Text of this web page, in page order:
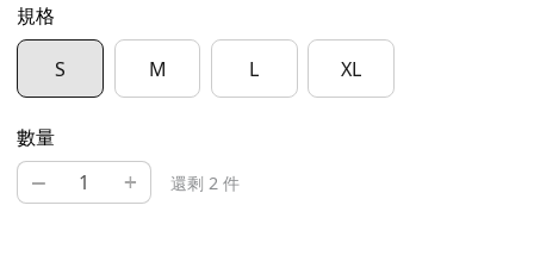
規格
S M L XL
數量
– + 還剩 2 件